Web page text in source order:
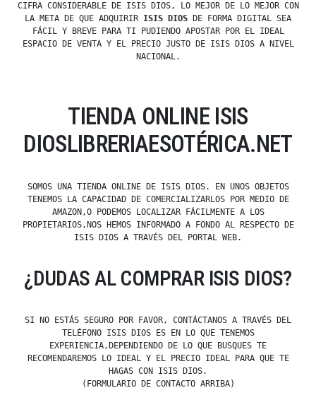
CIFRA CONSIDERABLE DE ISIS DIOS, LO MEJOR DE LO MEJOR CON
LA META DE QUE ADQUIRIR ISIS DIOS DE FORMA DIGITAL SEA
FÁCIL Y BREVE PARA TI PUDIENDO APOSTAR POR EL IDEAL
ESPACIO DE VENTA Y EL PRECIO JUSTO DE ISIS DIOS A NIVEL
NACIONAL.
TIENDA ONLINE ISIS
DIOSLIBRERIAESOTÉRICA.NET
SOMOS UNA TIENDA ONLINE DE ISIS DIOS. EN UNOS OBJETOS
TENEMOS LA CAPACIDAD DE COMERCIALIZARLOS POR MEDIO DE
AMAZON,O PODEMOS LOCALIZAR FÁCILMENTE A LOS
PROPIETARIOS,NOS HEMOS INFORMADO A FONDO AL RESPECTO DE
ISIS DIOS A TRAVÉS DEL PORTAL WEB.
¿DUDAS AL COMPRAR ISIS DIOS?
SI NO ESTÁS SEGURO POR FAVOR, CONTÁCTANOS A TRAVÉS DEL
TELÉFONO ISIS DIOS ES EN LO QUE TENEMOS
EXPERIENCIA,DEPENDIENDO DE LO QUE BUSQUES TE
RECOMENDAREMOS LO IDEAL Y EL PRECIO IDEAL PARA QUE TE
HAGAS CON ISIS DIOS.
(FORMULARIO DE CONTACTO ARRIBA)